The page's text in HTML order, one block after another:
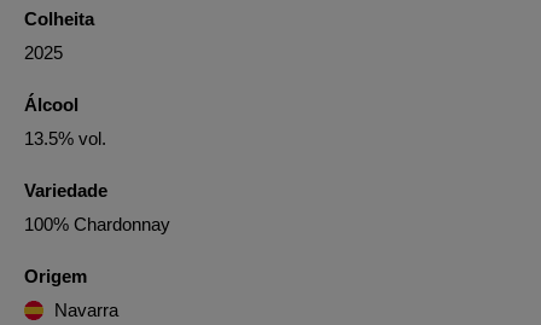
Colheita
2025
Álcool
13.5% vol.
Variedade
100% Chardonnay
Origem
Navarra